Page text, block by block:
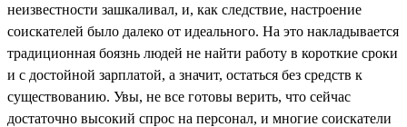
неизвестности зашкаливал, и, как следствие, настроение
соискателей было далеко от идеального. На это накладывается
традиционная боязнь людей не найти работу в короткие сроки
и с достойной зарплатой, а значит, остаться без средств к
существованию. Увы, не все готовы верить, что сейчас
достаточно высокий спрос на персонал, и многие соискатели